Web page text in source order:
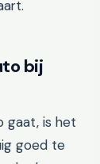
bij
gaat, is het
goed te